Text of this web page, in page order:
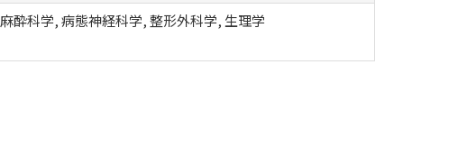
麻酔科学, 病態神経科学, 整形外科学, 生理学